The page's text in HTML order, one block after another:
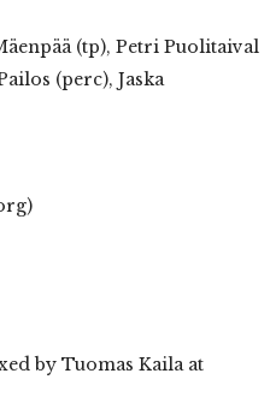
(tp), Petri Puolitaival
(perc), Jaska
by Tuomas Kaila at